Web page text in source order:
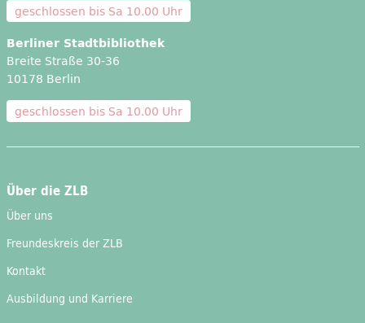
geschlossen bis Sa 10.00 Uhr
Berliner Stadtbibliothek
Breite Straße 30-36
10178 Berlin
geschlossen bis Sa 10.00 Uhr
Über die ZLB
Über uns
Freundeskreis der ZLB
Kontakt
Ausbildung und Karriere